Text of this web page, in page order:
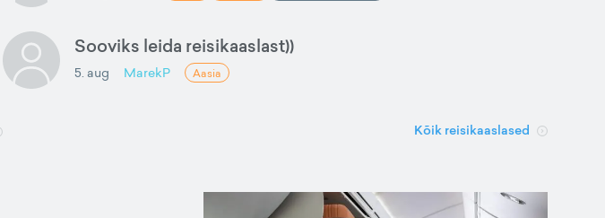
Sooviks leida reisikaaslast))
5. aug MarekP Aasia
Kõik reisikaaslased